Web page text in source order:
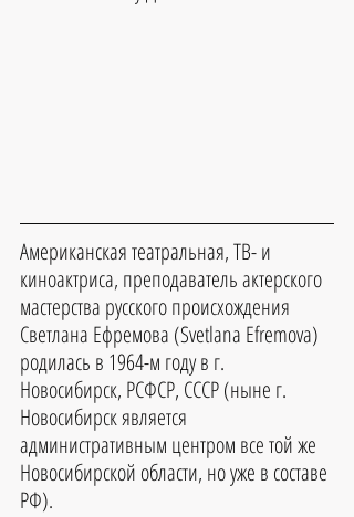
Американская театральная, ТВ- и
киноактриса, преподаватель актерского
мастерства русского происхождения
Светлана Ефремова (Svetlana Efremova)
родилась в 1964-м году в г.
Новосибирск, РСФСР, СССР (ныне г.
Новосибирск является
административным центром все той же
Новосибирской области, но уже в составе
РФ).